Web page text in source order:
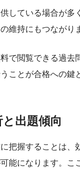
している場合が
維持にもつながり
で閲覧できる過去
ことが合格への鍵
出題傾向
把握することは
能になります。こ